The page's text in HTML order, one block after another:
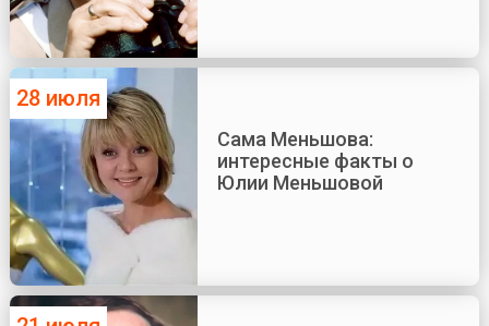
28 июля
Сама Меньшова:
интересные факты о
Юлии Меньшовой